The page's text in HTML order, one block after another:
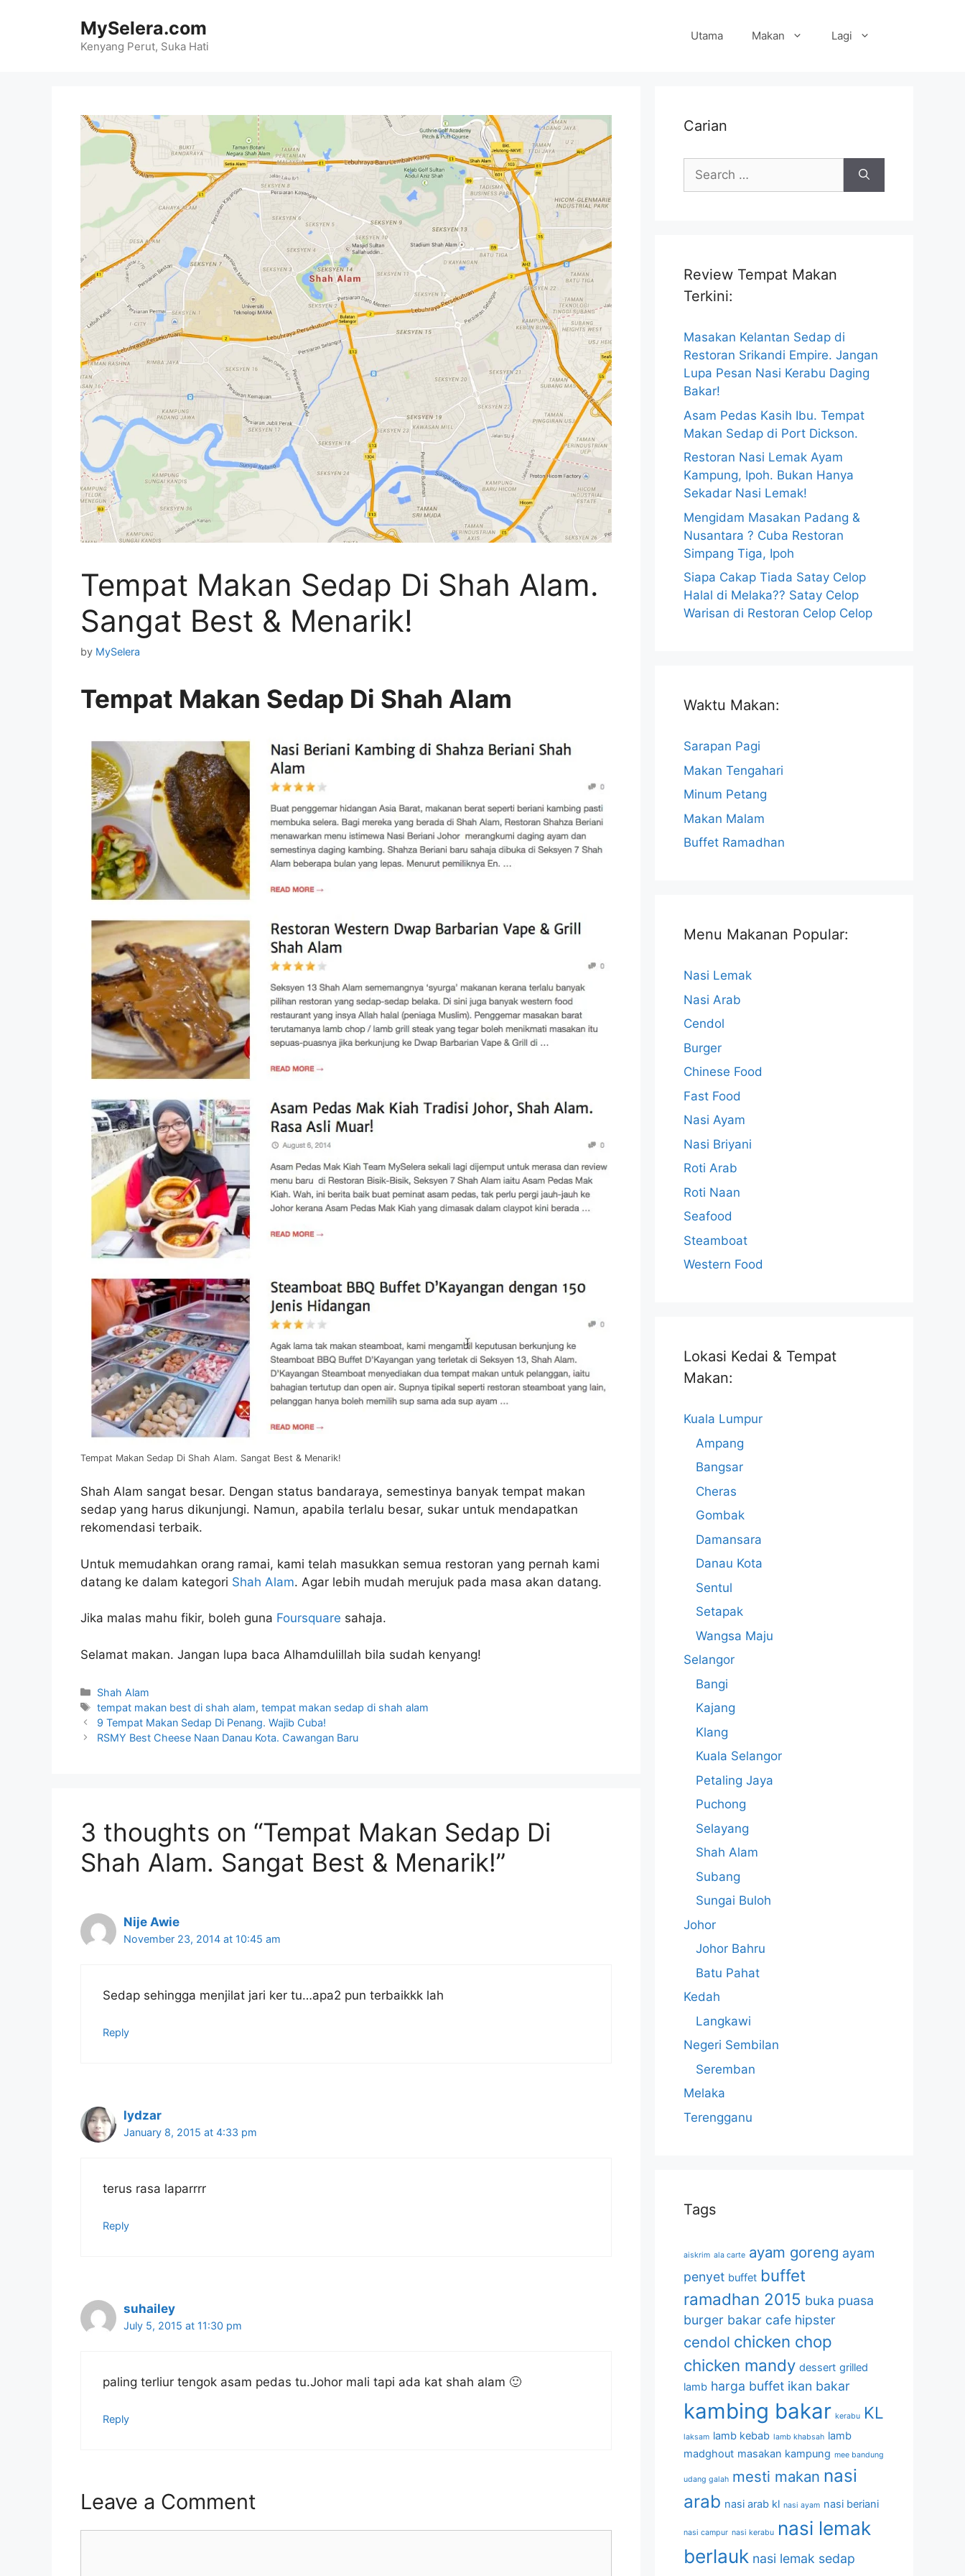
MySelera.com
Kenyang Perut, Suka Hati
Utama Makan Lagi
Tempat Makan Sedap Di Shah Alam.
Sangat Best & Menarik!
by MySelera
Tempat Makan Sedap Di Shah Alam
Tempat Makan Sedap Di Shah Alam. Sangat Best & Menarik!
Shah Alam sangat besar. Dengan status bandaraya, semestinya banyak tempat makan
sedap yang harus dikunjungi. Namun, apabila terlalu besar, sukar untuk mendapatkan
rekomendasi terbaik.
Untuk memudahkan orang ramai, kami telah masukkan semua restoran yang pernah kami
datang ke dalam kategori Shah Alam. Agar lebih mudah merujuk pada masa akan datang.
Jika malas mahu fikir, boleh guna Foursquare sahaja.
Selamat makan. Jangan lupa baca Alhamdulillah bila sudah kenyang!
Categories
Shah Alam
Tags
tempat makan best di shah alam,tempat makan sedap di shah alam
9 Tempat Makan Sedap Di Penang‎. Wajib Cuba!
RSMY Best Cheese Naan Danau Kota. Cawangan Baru
3 thoughts on “Tempat Makan Sedap Di
Shah Alam. Sangat Best & Menarik!”
Nije Awie
November 23, 2014 at 10:45 am
Sedap sehingga menjilat jari ker tu…apa2 pun terbaikkk lah
Reply
lydzar
January 8, 2015 at 4:33 pm
terus rasa laparrrr
Reply
suhailey
July 5, 2015 at 11:30 pm
paling terliur tengok asam pedas tu.Johor mali tapi ada kat shah alam 🙂
Reply
Leave a Comment
Carian
Search
for:
Review Tempat Makan
Terkini:
Masakan Kelantan Sedap di
Restoran Srikandi Empire. Jangan
Lupa Pesan Nasi Kerabu Daging
Bakar!
Asam Pedas Kasih Ibu. Tempat
Makan Sedap di Port Dickson.
Restoran Nasi Lemak Ayam
Kampung, Ipoh. Bukan Hanya
Sekadar Nasi Lemak!
Mengidam Masakan Padang &
Nusantara ? Cuba Restoran
Simpang Tiga, Ipoh
Siapa Cakap Tiada Satay Celop
Halal di Melaka?? Satay Celop
Warisan di Restoran Celop Celop
Waktu Makan:
Sarapan Pagi
Makan Tengahari
Minum Petang
Makan Malam
Buffet Ramadhan
Menu Makanan Popular:
Nasi Lemak
Nasi Arab
Cendol
Burger
Chinese Food
Fast Food
Nasi Ayam
Nasi Briyani
Roti Arab
Roti Naan
Seafood
Steamboat
Western Food
Lokasi Kedai & Tempat
Makan:
Kuala Lumpur
Ampang
Bangsar
Cheras
Gombak
Damansara
Danau Kota
Sentul
Setapak
Wangsa Maju
Selangor
Bangi
Kajang
Klang
Kuala Selangor
Petaling Jaya
Puchong
Selayang
Shah Alam
Subang
Sungai Buloh
Johor
Johor Bahru
Batu Pahat
Kedah
Langkawi
Negeri Sembilan
Seremban
Melaka
Terengganu
Tags
aiskrim ala carte ayam goreng ayam
penyet buffet buffet
ramadhan 2015 buka puasa
burger bakar cafe hipster
cendol chicken chop
chicken mandy dessert grilled
lamb harga buffet ikan bakar
kambing bakar kerabu KL
laksam lamb kebab lamb khabsah lamb
madghout masakan kampung mee bandung
udang galah mesti makan nasi
arab nasi arab kl nasi ayam nasi beriani
nasi campur nasi kerabu nasi lemak
berlauk nasi lemak sedap